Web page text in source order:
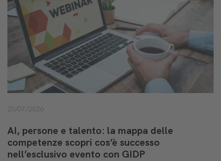
20/07/2026
AI, persone e talento: la mappa delle
competenze scopri cos’è successo
nell’esclusivo evento con GIDP